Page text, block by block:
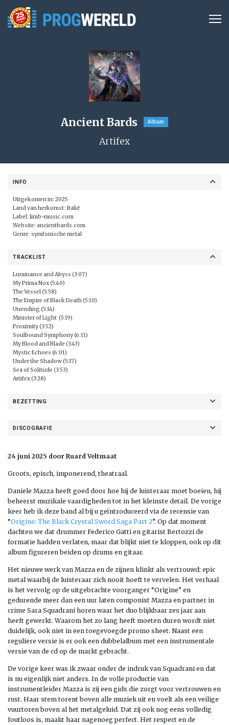
Ancient Bards Album
Artifex
INFO
Uitgekomen in: 2025
Land van herkomst: Italië
Label: limb-music.com
Website: ancientbards.com
Genre: symfonische metal
TRACKLIST
Luminance and Abyss (3:07)
My Prima Nox (5:40)
The Vessel (5:58)
The Empire of Black Death (5:10)
Unending (5:14)
Minister of Light (5:19)
Proximity (3:52)
Soulbound Symphony (6:11)
My Blood and Blade (3:43)
Mystic Echoes (6:01)
Under the Shadow (5:17)
Sea of Solitude (3:53)
Artifex (3:28)
BEZETTING
DISCOGRAFIE
24 juni 2025 door Ruard Veltmaat
Groots, episch, imponerend, theatraal.
Daniele Mazza heeft goed door hoe hij de luisteraar moet boeien, hij
beheerst muzikale vaardigheden tot in het kleinste detail. De vorige
keer heb ik deze band al bij u geïntroduceerd via de recensie van
“Origine: The Black Crystal Sword Saga Part 2”. Op dat moment
dachten we dat drummer Federico Gatti en gitarist Bertozzi de
formatie hadden verlaten, maar dat blijkt niet te kloppen, ook op dit
album figureren beiden op drums en gitaar.
Het nieuwe werk van Mazza en de zijnen klinkt als vertrouwd: epic
metal waarbij de luisteraar zich nooit hoeft te vervelen. Het verhaal
is het vervolg op de uitgebrachte voorganger “Origine” en
gedurende meer dan een uur laten componist Mazza en partner in
crime Sara Squadrani horen waar het duo blijkbaar zes jaar aan
heeft gewerkt. Waarom het zo lang heeft moeten duren wordt niet
duidelijk, ook niet in een toegevoegde promo sheet. Naast een
reguliere versie is er ook een dubbelalbum met een instrumentale
versie van de cd op de markt gebracht.
De vorige keer was ik zwaar onder de indruk van Squadrani en dat
is nu eigenlijk niet anders. In de volle productie van
instrumentleider Mazza is zij een gids die zorgt voor vertrouwen en
rust. Haar stem torent boven alle muziek uit en voelt als een veilige
vuurtoren boven al het metalgeluid. Dat zij ook nog eens volledig
foutloos is, maakt haar nagenoeg perfect. Het respect en de